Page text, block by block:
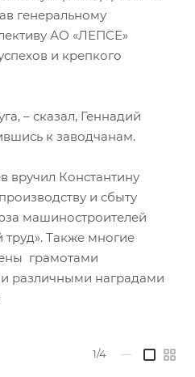
генеральному
АО «ЛЕПСЕ»
и крепкого
– сказал, Геннадий
к заводчанам.
вручил Константину
и сбыту
машиностроителей
Также многие
грамотами
различными наградами
1/4 —